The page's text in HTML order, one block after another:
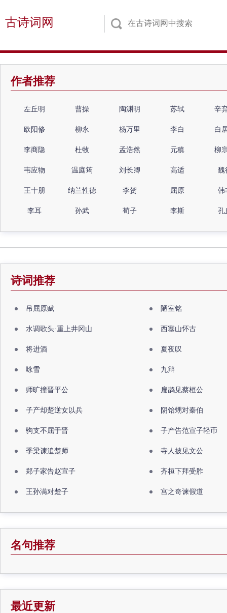
古诗词网
作者推荐
左丘明 曹操 陶渊明 苏轼 辛
欧阳修 柳永 杨万里 李白 白
李商隐 杜牧 孟浩然 元稹 柳
韦应物 温庭筠 刘长卿 高适 魏
王十朋 纳兰性德 李贺 屈原 韩
李耳 孙武 荀子 李斯 孔
诗词推荐
吊屈原赋 陋室铭
水调歌头·重上井冈山 西塞山怀古
将进酒 夏夜叹
咏雪 九辩
师旷撞晋平公 扁鹊见蔡桓公
子产却楚逆女以兵 阴饴甥对秦伯
驹支不屈于晋 子产告范宣子轻币
季梁谏追楚师 寺人披见文公
郑子家告赵宣子 齐桓下拜受胙
王孙满对楚子 宫之奇谏假道
名句推荐
最近更新